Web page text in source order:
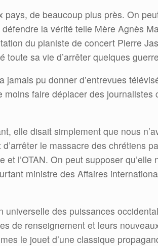
pays, de beaucoup plus près. On
la vérité telle Mère Agnès
du pianiste de concert Pierre
toute sa vie d’arrêter quelques
jamais pu donner d’entrevues
faire déplacer des journalistes
elle disait simplement que nous
le massacre des chrétiens
l’OTAN. On peut supposer qu’elle
ministre des Affaires
universelle des puissances
de renseignement et leurs
le jouet d’une classique